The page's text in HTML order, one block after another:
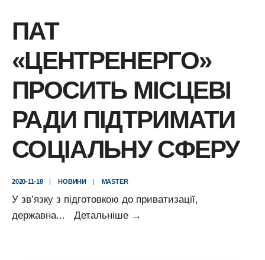
ПАТ
«ЦЕНТРЕНЕРГО»
ПРОСИТЬ МІСЦЕВІ
РАДИ ПІДТРИМАТИ
СОЦІАЛЬНУ СФЕРУ
2020-11-18 НОВИНИ MASTER
У зв’язку з підготовкою до приватизації,
державна... Детальніше →